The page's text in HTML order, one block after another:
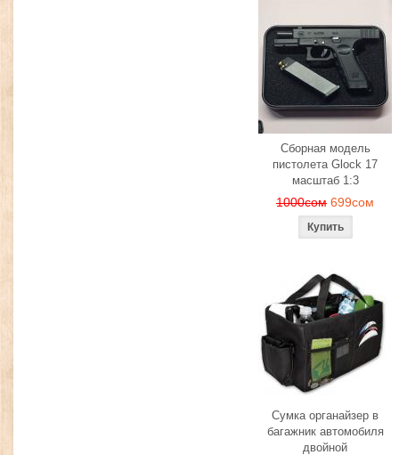
Сборная модель
пистолета Glock 17
масштаб 1:3
1000сом 699сом
Сумка органайзер в
багажник автомобиля
двойной